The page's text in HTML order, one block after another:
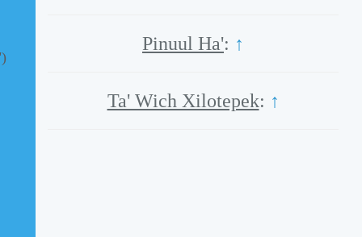
Pinuul Ha': ↑
Ta' Wich Xilotepek: ↑